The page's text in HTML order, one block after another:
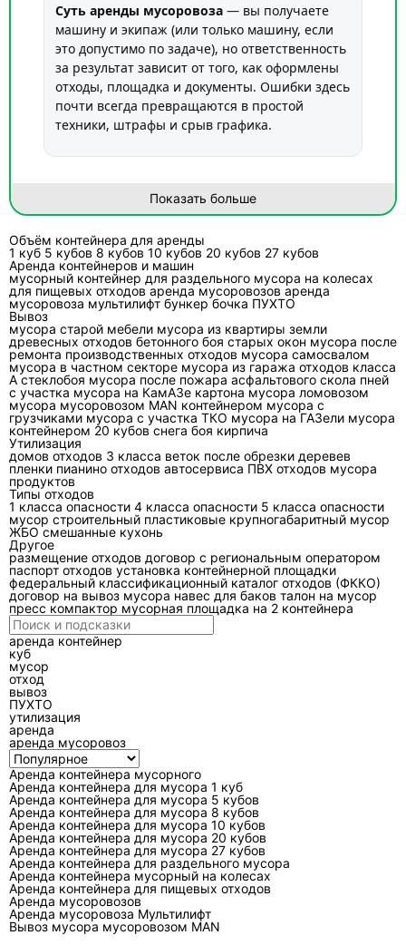
Суть аренды мусоровоза — вы получаете
машину и экипаж (или только машину, если
это допустимо по задаче), но ответственность
за результат зависит от того, как оформлены
отходы, площадка и документы. Ошибки здесь
почти всегда превращаются в простой
техники, штрафы и срыв графика.
часто заканчивается простоем?
Потому что мусоровоз — это не универсальный
самосвал. У него конкретный тип загрузки,
ограничение по контейнерам и подъезду,
требования к маршруту и месту выгрузки, а учет
работы обычно идет по сменам и путевым
листам. Если на площадке нет доступа, отходы не
готовы к погрузке или точка выгрузки не
согласована, машина стоит, а время продолжает
учитываться по договору.
Кому обычно нужна аренда
мусоровоза с захватом?
Чаще всего это заказчики, у которых сбор идет в
контейнерах и нужен механизированный
подъем. Захват бывает разным: у бункеровозов
это крюковой механизм (мультилифт) для
сменных кузовов-контейнеров, у части кузовных
мусоровозов — боковой гидроманипулятор для
подъема контейнеров ограниченной массы. В
реальности запрос “с захватом” означает: «не
хочу ручную погрузку и хочу, чтобы машина
работала с моими контейнерами».
Какой тип мусоровоза нужен под ваши
отходы и контейнеры?
Подбор начинается не с марки шасси, а с того,
что именно вы вывозите: ТКО, упаковку,
крупногабарит, смешанные строительные
отходы, грунт с включениями, снег, тару. Дальше
— где это лежит: в евроконтейнерах, бункерах,
навалом, в местах с ограниченным подъездом. От
этого зависит тип загрузки (задняя, боковая,
фронтальная), наличие механизма уплотнения, а
для сменных бункеров — тип погрузчика
(крюковой, тросовый, портальный).
Сравнение основных вариантов техники
Показать больше
Объём контейнера для аренды
1 куб 5 кубов 8 кубов 10 кубов 20 кубов 27 кубов
Аренда контейнеров и машин
мусорный контейнер для раздельного мусора на колесах
для пищевых отходов аренда мусоровозов аренда
мусоровоза мультилифт бункер бочка ПУХТО
Вывоз
мусора старой мебели мусора из квартиры земли
древесных отходов бетонного боя старых окон мусора после
ремонта производственных отходов мусора самосвалом
мусора в частном секторе мусора из гаража отходов класса
А стеклобоя мусора после пожара асфальтового скола пней
с участка мусора на КамАЗе картона мусора ломовозом
мусора мусоровозом MAN контейнером мусора с
грузчиками мусора с участка ТКО мусора на ГАЗели мусора
контейнером 20 кубов снега боя кирпича
Утилизация
домов отходов 3 класса веток после обрезки деревев
пленки пианино отходов автосервиса ПВХ отходов мусора
продуктов
Типы отходов
1 класса опасности 4 класса опасности 5 класса опасности
мусор строительный пластиковые крупногабаритный мусор
ЖБО смешанные кухонь
Другое
размещение отходов договор с региональным оператором
паспорт отходов установка контейнерной площадки
федеральный классификационный каталог отходов (ФККО)
договор на вывоз мусора навес для баков талон на мусор
пресс компактор мусорная площадка на 2 контейнера
аренда контейнер
куб
мусор
отход
вывоз
ПУХТО
утилизация
аренда
аренда мусоровоз
Аренда контейнера мусорного
Аренда контейнера для мусора 1 куб
Аренда контейнера для мусора 5 кубов
Аренда контейнера для мусора 8 кубов
Аренда контейнера для мусора 10 кубов
Аренда контейнера для мусора 20 кубов
Аренда контейнера для мусора 27 кубов
Аренда контейнера для раздельного мусора
Аренда контейнера мусорный на колесах
Аренда контейнера для пищевых отходов
Аренда мусоровозов
Аренда мусоровоза Мультилифт
Вывоз мусора мусоровозом MAN